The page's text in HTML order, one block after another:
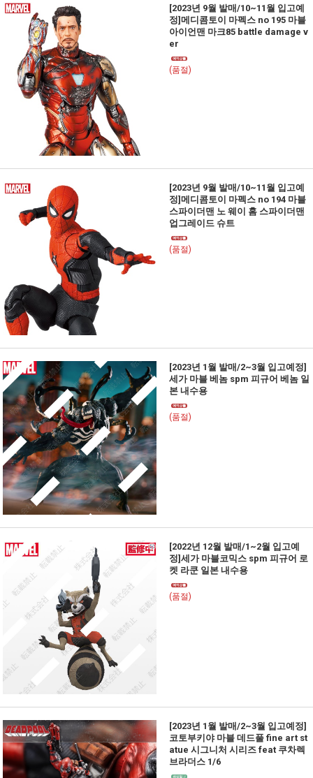
[2023년 9월 발매/10~11월 입고예
정]메디콤토이 마펙스 no 195 마블
아이언맨 마크85 battle damage v
er
(품절)
[2023년 9월 발매/10~11월 입고예
정]메디콤토이 마펙스 no 194 마블
스파이더맨 노 웨이 홈 스파이더맨
업그레이드 슈트
(품절)
[2023년 1월 발매/2~3월 입고예정]
세가 마블 베놈 spm 피규어 베놈 일
본 내수용
(품절)
[2022년 12월 발매/1~2월 입고예
정]세가 마블코믹스 spm 피규어 로
켓 라쿤 일본 내수용
(품절)
[2023년 1월 발매/2~3월 입고예정]
코토부키야 마블 데드풀 fine art st
atue 시그니처 시리즈 feat 쿠차렉
브라더스 1/6